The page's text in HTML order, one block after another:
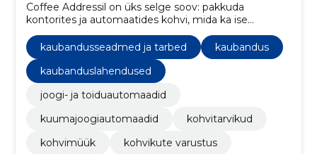
Coffee Addressil on üks selge soov: pakkuda
kontorites ja automaatides kohvi, mida ka ise
naudinguga joome.
kaubandusseadmed ja tarbed
kaubandus
kaubanduslahendused
joogi- ja toiduautomaadid
kuumajoogiautomaadid
kohvitarvikud
kohvimüük
kohvikute varustus